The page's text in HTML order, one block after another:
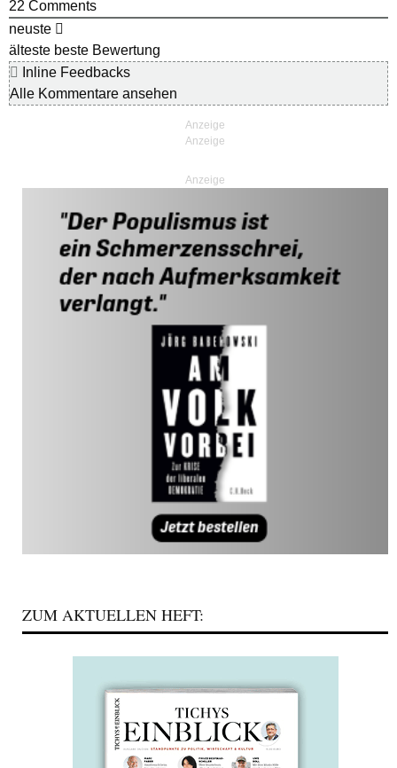
22 Comments
neuste
älteste beste Bewertung
Inline Feedbacks
Alle Kommentare ansehen
Anzeige
ZUM AKTUELLEN HEFT: